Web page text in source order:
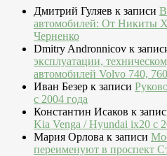
Дмитрий Гуляев к записи
автомобилей: От Никиты
Черненко
Dmitry Andronnicov к
эксплуатации,
автомобилей Volvo 740, 760
Иван Безер к записи
c 2004 года
Константин Исаков к
Kia Venga / Hyundai ix20 c
Мария Орлова к записи
переименуют в проспект